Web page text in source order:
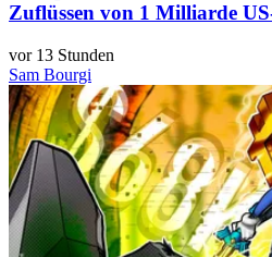
Zuflüssen von 1 Milliarde
vor 13 Stunden
Sam Bourgi